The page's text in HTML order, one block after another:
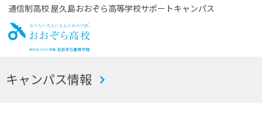
通信制高校 屋久島おおぞら高等学校サポートキャンパス
お
キャンパス情報